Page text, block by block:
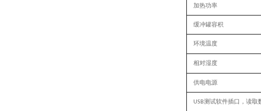
加热功率
缓冲罐容积
环境温度
相对湿度
供电电源
USB测试软件插口，读取